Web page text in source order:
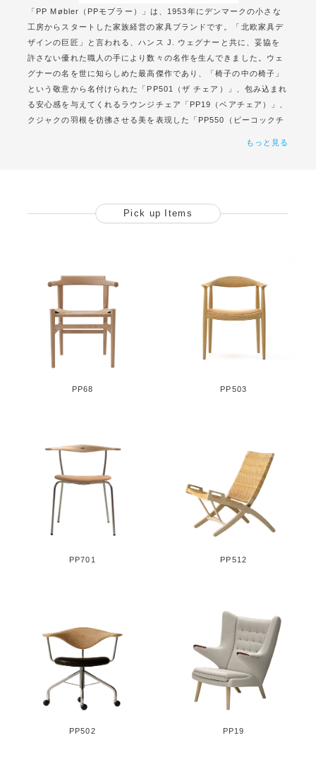
「PP Møbler（PPモブラー）」は、1953年にデンマークの小さな
工房からスタートした家族経営の家具ブランドです。「北欧家具デ
ザインの巨匠」と言われる、ハンス J. ウェグナーと共に、妥協を
許さない優れた職人の手により数々の名作を生んできました。ウェ
グナーの名を世に知らしめた最高傑作であり、「椅子の中の椅子」
という敬意から名付けられた「PP501（ザ チェア）」、包み込まれ
る安心感を与えてくれるラウンジチェア「PP19（ベアチェア）」、
クジャクの羽根を彷彿させる美を表現した「PP550（ピーコックチ
もっと見る
Pick up Items
PP68 PP503
PP701 PP512
PP502 PP19